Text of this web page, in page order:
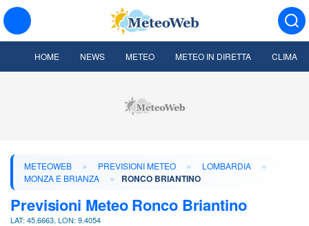
HOME NEWS METEO METEO IN DIRETTA CLIMA
METEOWEB » PREVISIONI METEO » LOMBARDIA »
MONZA E BRIANZA » RONCO BRIANTINO
Previsioni Meteo Ronco Briantino
LAT: 45.6663, LON: 9.4054